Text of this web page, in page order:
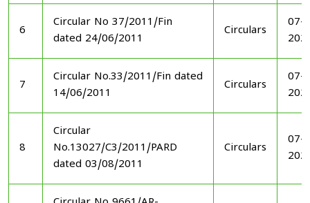
6
Circular No 37/2011/Fin
dated 24/06/2011
Circulars
07-
7
Circular No.33/2011/Fin dated
14/06/2011
Circulars
07-
8
Circular
No.13027/C3/2011/PARD
dated 03/08/2011
Circulars
07-